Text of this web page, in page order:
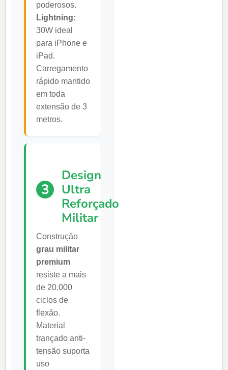
poderosos.
Lightning:
30W ideal
para iPhone e
iPad.
Carregamento
rápido mantido
em toda
extensão de 3
metros.
3
Design
Ultra
Reforçado
Militar
Construção
grau militar
premium
resiste a mais
de 20.000
ciclos de
flexão.
Material
trançado anti-
tensão suporta
uso